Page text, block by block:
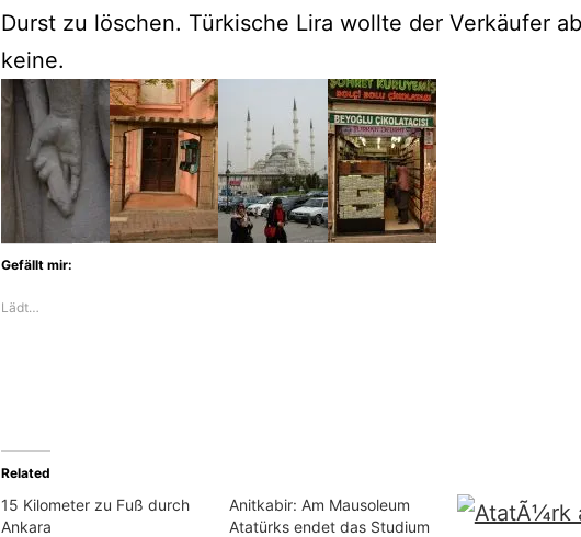
Durst zu löschen. Türkische Lira wollte der Verkäufer
keine.
Gefällt mir:
Lädt…
Related
15 Kilometer zu Fuß durch
Ankara
Anitkabir: Am Mausoleum
Atatürks endet das Studium